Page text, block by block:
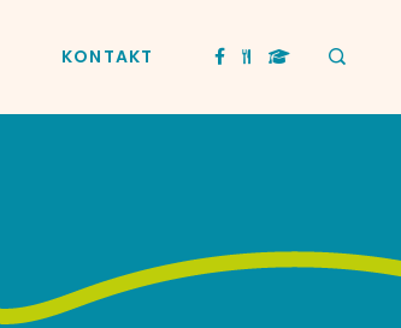
KONTAKT